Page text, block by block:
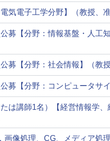
気電子工学分野】（教授、
募【分野：情報基盤・人工
募【分野：社会情報】（教
募【分野：コンピュータサ
は講師1名）【経営情報学
画像処理、CG、メディア処